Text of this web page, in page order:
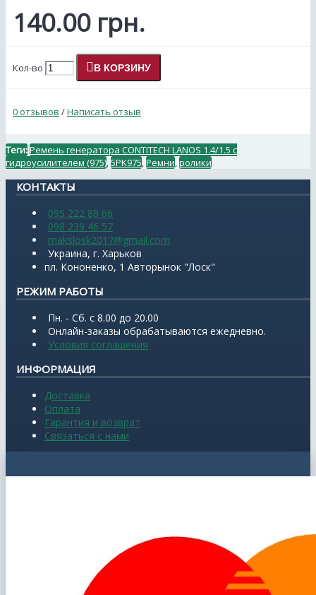
140.00 грн.
Кол-во В КОРЗИНУ
0 отзывов /Написать отзыв
Теги:Ремень генератора CONTITECH LANOS 1.4/1.5 с
гидроусилителем (975) 5PK975 Ремни ролики
КОНТАКТЫ
095 222 88 66
098 239 46 57
makslosk2017@gmail.com
Украина, г. Харьков
пл. Кононенко, 1 Авторынок "Лоск"
РЕЖИМ РАБОТЫ
Пн. - Сб. с 8.00 до 20.00
Онлайн-заказы обрабатываются ежедневно.
Условия соглашения
ИНФОРМАЦИЯ
Доставка
Оплата
Гарантия и возврат
Связаться с нами